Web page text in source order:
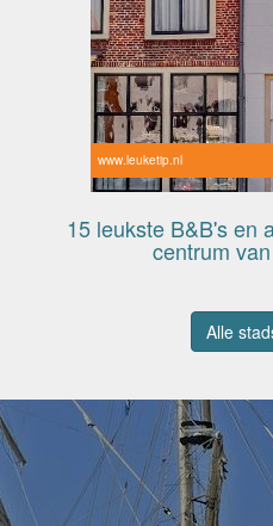
www.leuketip.nl
15 leukste B&B's en
centrum
Alle